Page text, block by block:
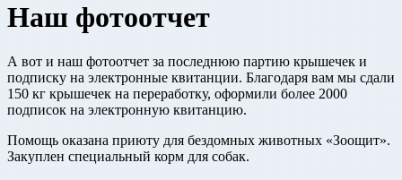
Наш фотоотчет
А вот и наш фотоотчет за последнюю партию крышечек и
подписку на электронные квитанции. Благодаря вам мы сдали
150 кг крышечек на переработку, оформили более 2000
подписок на электронную квитанцию.
Помощь оказана приюту для бездомных животных «Зоощит».
Закуплен специальный корм для собак.